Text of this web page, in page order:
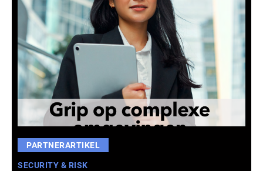
PARTNERARTIKEL
SECURITY & RISK